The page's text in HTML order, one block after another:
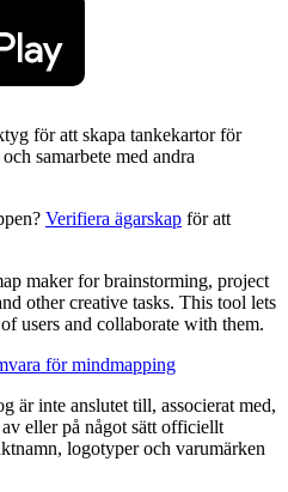
för att skapa tankekartor för
samarbete med andra
Verifiera ägarskap för att
maker for brainstorming, project
other creative tasks. This tool lets
users and collaborate with them.
för mindmapping
är inte anslutet till, associerat med,
eller på något sätt officiellt
logotyper och varumärken